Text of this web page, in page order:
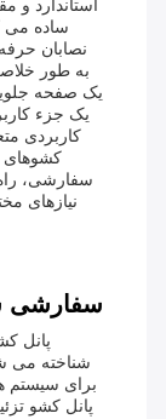
استاندارد و
ساده می
نصابان
یک صفحه
یک جزء
کاربردی
کشوهای
سفارشی،
نیازهای
سفارشی
شناخته می
برای سیستم